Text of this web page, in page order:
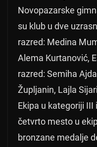
Novopazarske
su klub u dve
razred: Medina
Alema Kurtanović,
razred: Semiha
Župljanin, Lajla
Ekipa u kategoriji III
četvrto mesto u
bronzane medalje